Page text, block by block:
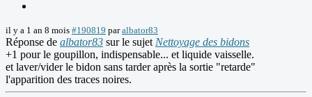
il y a 1 an 8 mois #190819 paralbator83
Réponse de albator83 sur le sujet Nettoyage des bidons
+1 pour le goupillon, indispensable... et liquide vaisselle.
et laver/vider le bidon sans tarder après la sortie "retarde"
l'apparition des traces noires.